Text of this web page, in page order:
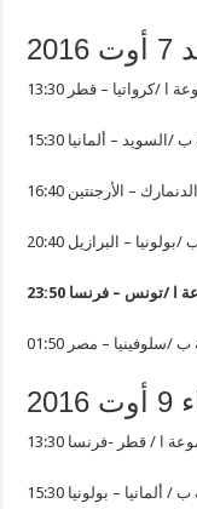
ا /كرواتيا – قطر
ب /السويد – ألمانيا
/الدنمارك – الأرجنتين
ب /بولونيا – البرازيل
23:50 ا /تونس – فرنسا
ب /سلوفينيا – مصر
ا / قطر -فرنسا
ب / ألمانيا – بولونيا